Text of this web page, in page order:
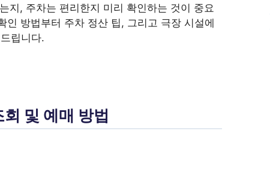
지, 주차는 편리한지 미리 확인하는 것이 중요
인 방법부터 주차 정산 팁, 그리고 극장 시설에
립니다.
및 예매 방법